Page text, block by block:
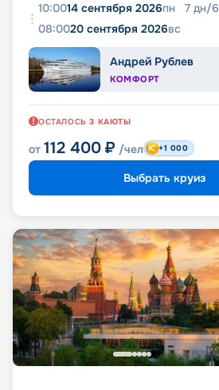
10:0014 сентября 2026пн 7 дн/6
08:0020 сентября 2026вс
Андрей Рублев
КОМФОРТ
ОСТАЛОСЬ 3 КАЮТЫ
от 112 400 ₽ /чел +1 000
Выбрать круиз